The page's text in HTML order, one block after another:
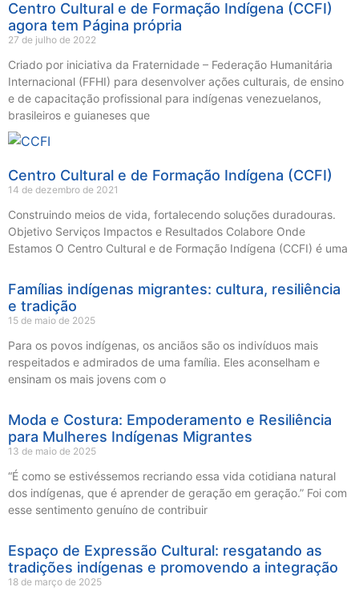
Centro Cultural e de Formação Indígena (CCFI)
agora tem Página própria
27 de julho de 2022
Criado por iniciativa da Fraternidade – Federação Humanitária
Internacional (FFHI) para desenvolver ações culturais, de ensino
e de capacitação profissional para indígenas venezuelanos,
brasileiros e guianeses que
Centro Cultural e de Formação Indígena (CCFI)
14 de dezembro de 2021
Construindo meios de vida, fortalecendo soluções duradouras.
Objetivo Serviços Impactos e Resultados Colabore Onde
Estamos O Centro Cultural e de Formação Indígena (CCFI) é uma
Famílias indígenas migrantes: cultura, resiliência
e tradição
15 de maio de 2025
Para os povos indígenas, os anciãos são os indivíduos mais
respeitados e admirados de uma família. Eles aconselham e
ensinam os mais jovens com o
Moda e Costura: Empoderamento e Resiliência
para Mulheres Indígenas Migrantes
13 de maio de 2025
“É como se estivéssemos recriando essa vida cotidiana natural
dos indígenas, que é aprender de geração em geração.” Foi com
esse sentimento genuíno de contribuir
Espaço de Expressão Cultural: resgatando as
tradições indígenas e promovendo a integração
18 de março de 2025